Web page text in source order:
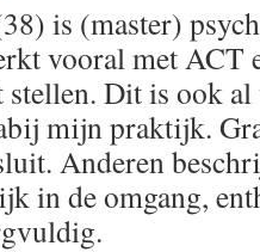
is (master)
vooral met ACT
Dit is ook
mijn praktijk.
Anderen
in de omgang,